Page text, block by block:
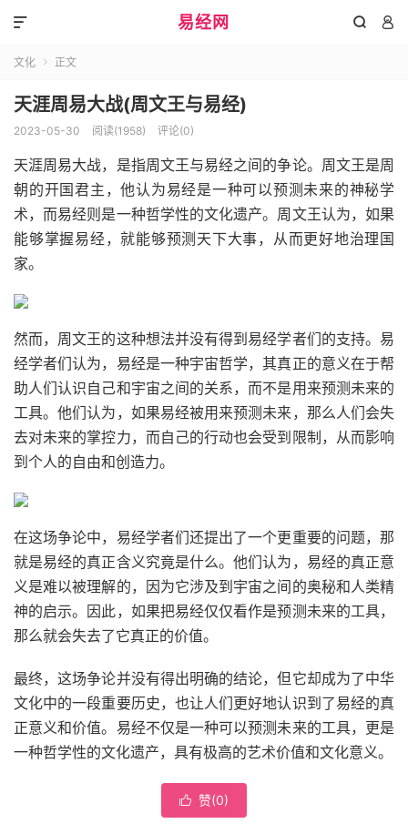
易经网  

文化  正文
天涯周易大战(周文王与易经)
2023-05-30 阅读(1958) 评论(0)
天涯周易大战，是指周文王与易经之间的争论。周文王是周
朝的开国君主，他认为易经是一种可以预测未来的神秘学
术，而易经则是一种哲学性的文化遗产。周文王认为，如果
能够掌握易经，就能够预测天下大事，从而更好地治理国
家。
然而，周文王的这种想法并没有得到易经学者们的支持。易
经学者们认为，易经是一种宇宙哲学，其真正的意义在于帮
助人们认识自己和宇宙之间的关系，而不是用来预测未来的
工具。他们认为，如果易经被用来预测未来，那么人们会失
去对未来的掌控力，而自己的行动也会受到限制，从而影响
到个人的自由和创造力。
在这场争论中，易经学者们还提出了一个更重要的问题，那
就是易经的真正含义究竟是什么。他们认为，易经的真正意
义是难以被理解的，因为它涉及到宇宙之间的奥秘和人类精
神的启示。因此，如果把易经仅仅看作是预测未来的工具，
那么就会失去了它真正的价值。
最终，这场争论并没有得出明确的结论，但它却成为了中华
文化中的一段重要历史，也让人们更好地认识到了易经的真
正意义和价值。易经不仅是一种可以预测未来的工具，更是
一种哲学性的文化遗产，具有极高的艺术价值和文化意义。
 赞(0)